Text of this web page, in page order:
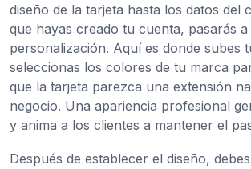
diseño de la tarjeta hasta los datos del
que hayas creado tu cuenta, pasarás a
personalización. Aquí es donde subes
seleccionas los colores de tu marca
que la tarjeta parezca una extensión
negocio. Una apariencia profesional
y anima a los clientes a mantener el
Después de establecer el diseño,